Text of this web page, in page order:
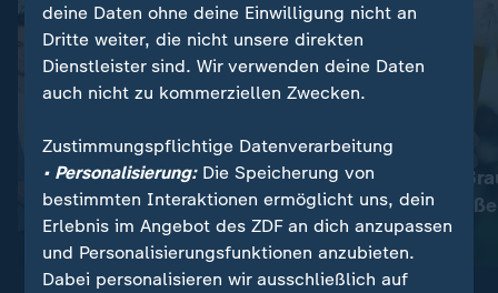
Wetter:
So wird das Wetter
Nachrichten | heute
Immer mehr
müssen
Video
deine Daten ohne deine Einwilligung nicht an
Dritte weiter, die nicht unsere direkten
Dienstleister sind. Wir verwenden deine Daten
auch nicht zu kommerziellen Zwecken.
Zustimmungspflichtige Datenverarbeitung
• Personalisierung:Die Speicherung von
bestimmten Interaktionen ermöglicht uns, dein
Erlebnis im Angebot des ZDF an dich anzupassen
und Personalisierungsfunktionen anzubieten.
Dabei personalisieren wir ausschließlich auf